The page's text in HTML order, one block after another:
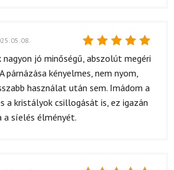
Értékelés:
5
nagyon jó minőségű, abszolút megéri
párnázása kényelmes, nem nyom,
használat után sem. Imádom a
a kristályok csillogását is, ez igazán
a síelés élményét.